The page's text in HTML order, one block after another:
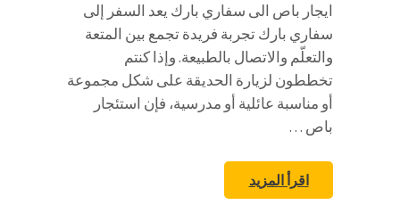
ايجار باص الى سفاري بارك يعد السفر إلى
سفاري بارك تجربة فريدة تجمع بين المتعة
والتعلّم والاتصال بالطبيعة. وإذا كنتم
تخططون لزيارة الحديقة على شكل مجموعة
أو مناسبة عائلية أو مدرسية، فإن استئجار
باص …
اقرأ المزيد